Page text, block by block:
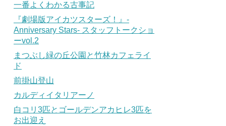
一番よくわかる古事記
『劇場版アイカツスターズ！』-
Anniversary Stars- スタッフトークショ
ーvol.2
まつぶし緑の丘公園と竹林カフェライ
ド
前掛山登山
カルディイタリアーノ
白コリ3匹とゴールデンアカヒレ3匹を
お出迎え